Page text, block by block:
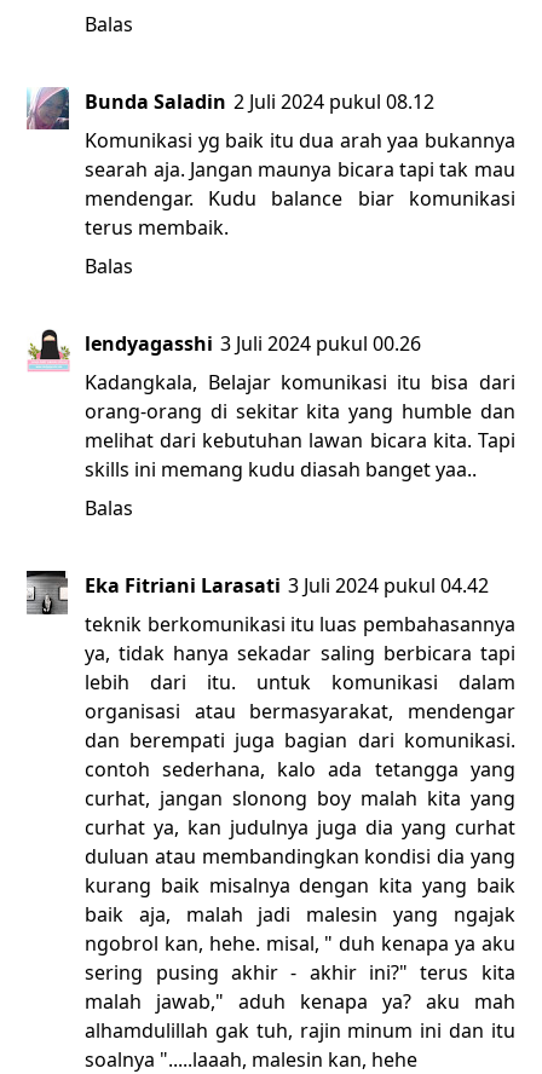
Balas
Bunda Saladin 2 Juli 2024 pukul 08.12
Komunikasi yg baik itu dua arah yaa bukannya
searah aja. Jangan maunya bicara tapi tak mau
mendengar. Kudu balance biar komunikasi
terus membaik.
Balas
lendyagasshi 3 Juli 2024 pukul 00.26
Kadangkala, Belajar komunikasi itu bisa dari
orang-orang di sekitar kita yang humble dan
melihat dari kebutuhan lawan bicara kita. Tapi
skills ini memang kudu diasah banget yaa..
Balas
Eka Fitriani Larasati 3 Juli 2024 pukul 04.42
teknik berkomunikasi itu luas pembahasannya
ya, tidak hanya sekadar saling berbicara tapi
lebih dari itu. untuk komunikasi dalam
organisasi atau bermasyarakat, mendengar
dan berempati juga bagian dari komunikasi.
contoh sederhana, kalo ada tetangga yang
curhat, jangan slonong boy malah kita yang
curhat ya, kan judulnya juga dia yang curhat
duluan atau membandingkan kondisi dia yang
kurang baik misalnya dengan kita yang baik
baik aja, malah jadi malesin yang ngajak
ngobrol kan, hehe. misal, " duh kenapa ya aku
sering pusing akhir - akhir ini?" terus kita
malah jawab," aduh kenapa ya? aku mah
alhamdulillah gak tuh, rajin minum ini dan itu
soalnya ".....laaah, malesin kan, hehe